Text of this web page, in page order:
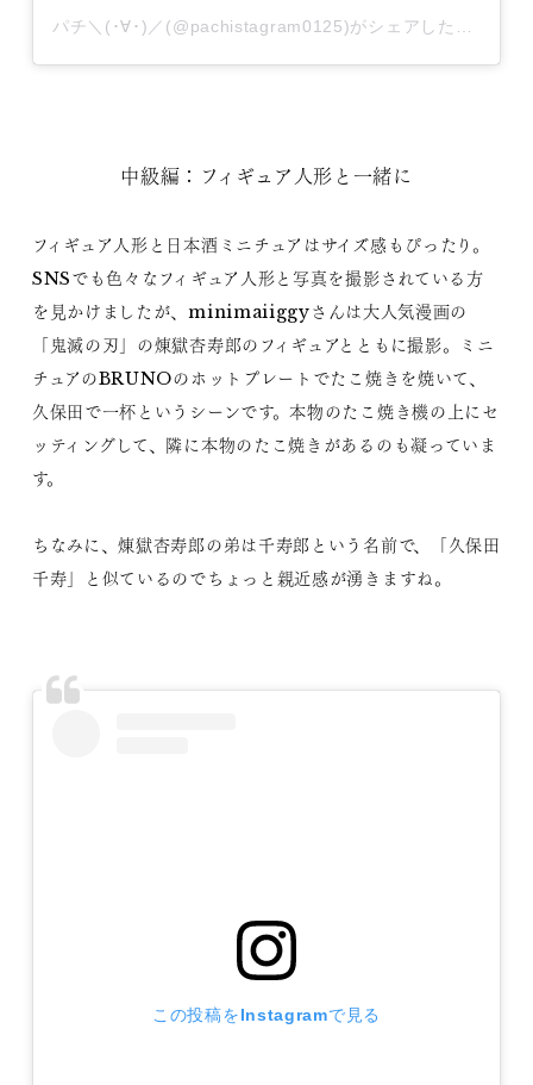
中級編：フィギュア人形と一緒に
フィギュア人形と日本酒ミニチュアはサイズ感もぴったり。
SNSでも色々なフィギュア人形と写真を撮影されている方
を見かけましたが、minimaiiggyさんは大人気漫画の
「鬼滅の刃」の煉獄杏寿郎のフィギュアとともに撮影。ミニ
チュアのBRUNOのホットプレートでたこ焼きを焼いて、
久保田で一杯というシーンです。本物のたこ焼き機の上にセ
ッティングして、隣に本物のたこ焼きがあるのも凝っていま
す。
ちなみに、煉獄杏寿郎の弟は千寿郎という名前で、「久保田
千寿」と似ているのでちょっと親近感が湧きますね。
この投稿をInstagramで見る